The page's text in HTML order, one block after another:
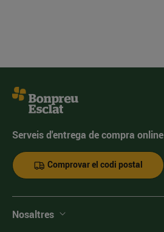
Serveis d'entrega de compra online
Comprovar el codi postal
Nosaltres